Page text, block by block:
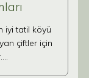
iyi tatil köyü
çiftler için